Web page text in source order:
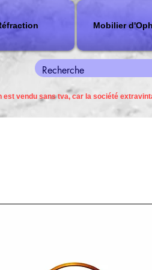
Mobilier
est vendu sans tva, car la société